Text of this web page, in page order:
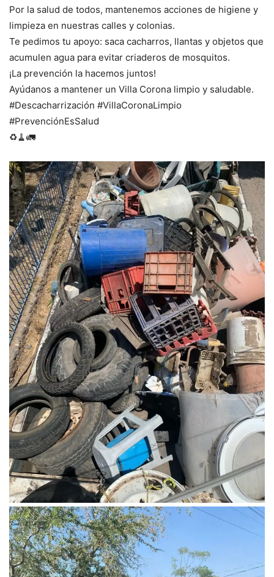
Por la salud de todos, mantenemos acciones de higiene y
limpieza en nuestras calles y colonias.
Te pedimos tu apoyo: saca cacharros, llantas y objetos que
acumulen agua para evitar criaderos de mosquitos.
¡La prevención la hacemos juntos!
Ayúdanos a mantener un Villa Corona limpio y saludable.
#Descacharrización #VillaCoronaLimpio
#PrevenciónEsSalud
♻️🧹🚛